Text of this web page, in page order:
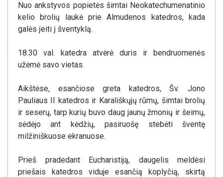
Nuo ankstyvos popietės šimtai Neokatechumenatinio
kelio brolių laukė prie Almudenos katedros, kada
galės įeiti į šventyklą.
18.30 val. katedra atvėrė duris ir bendruomenės
užėmė savo vietas.
Aikštėse, esančiose greta katedros, Šv. Jono
Pauliaus II katedros ir Karališkųjų rūmų, šimtai brolių
ir seserų, tarp kurių buvo daug jaunų žmonių ir šeimų,
sėdėjo ant kėdžių, pasiruošę stebėti šventę
milžiniškuose ekranuose.
Prieš pradedant Eucharistiją, daugelis meldėsi
priešais katedros viduje esančią koplyčią, skirtą